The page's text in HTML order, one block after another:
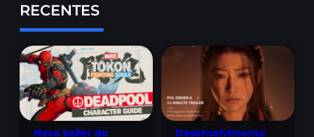
RECENTES
Novo trailer de
Desenvolvimento